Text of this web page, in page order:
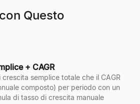
Questo
+ CAGR
semplice totale che il CAGR
composto) per periodo con un
di tasso di crescita manuale